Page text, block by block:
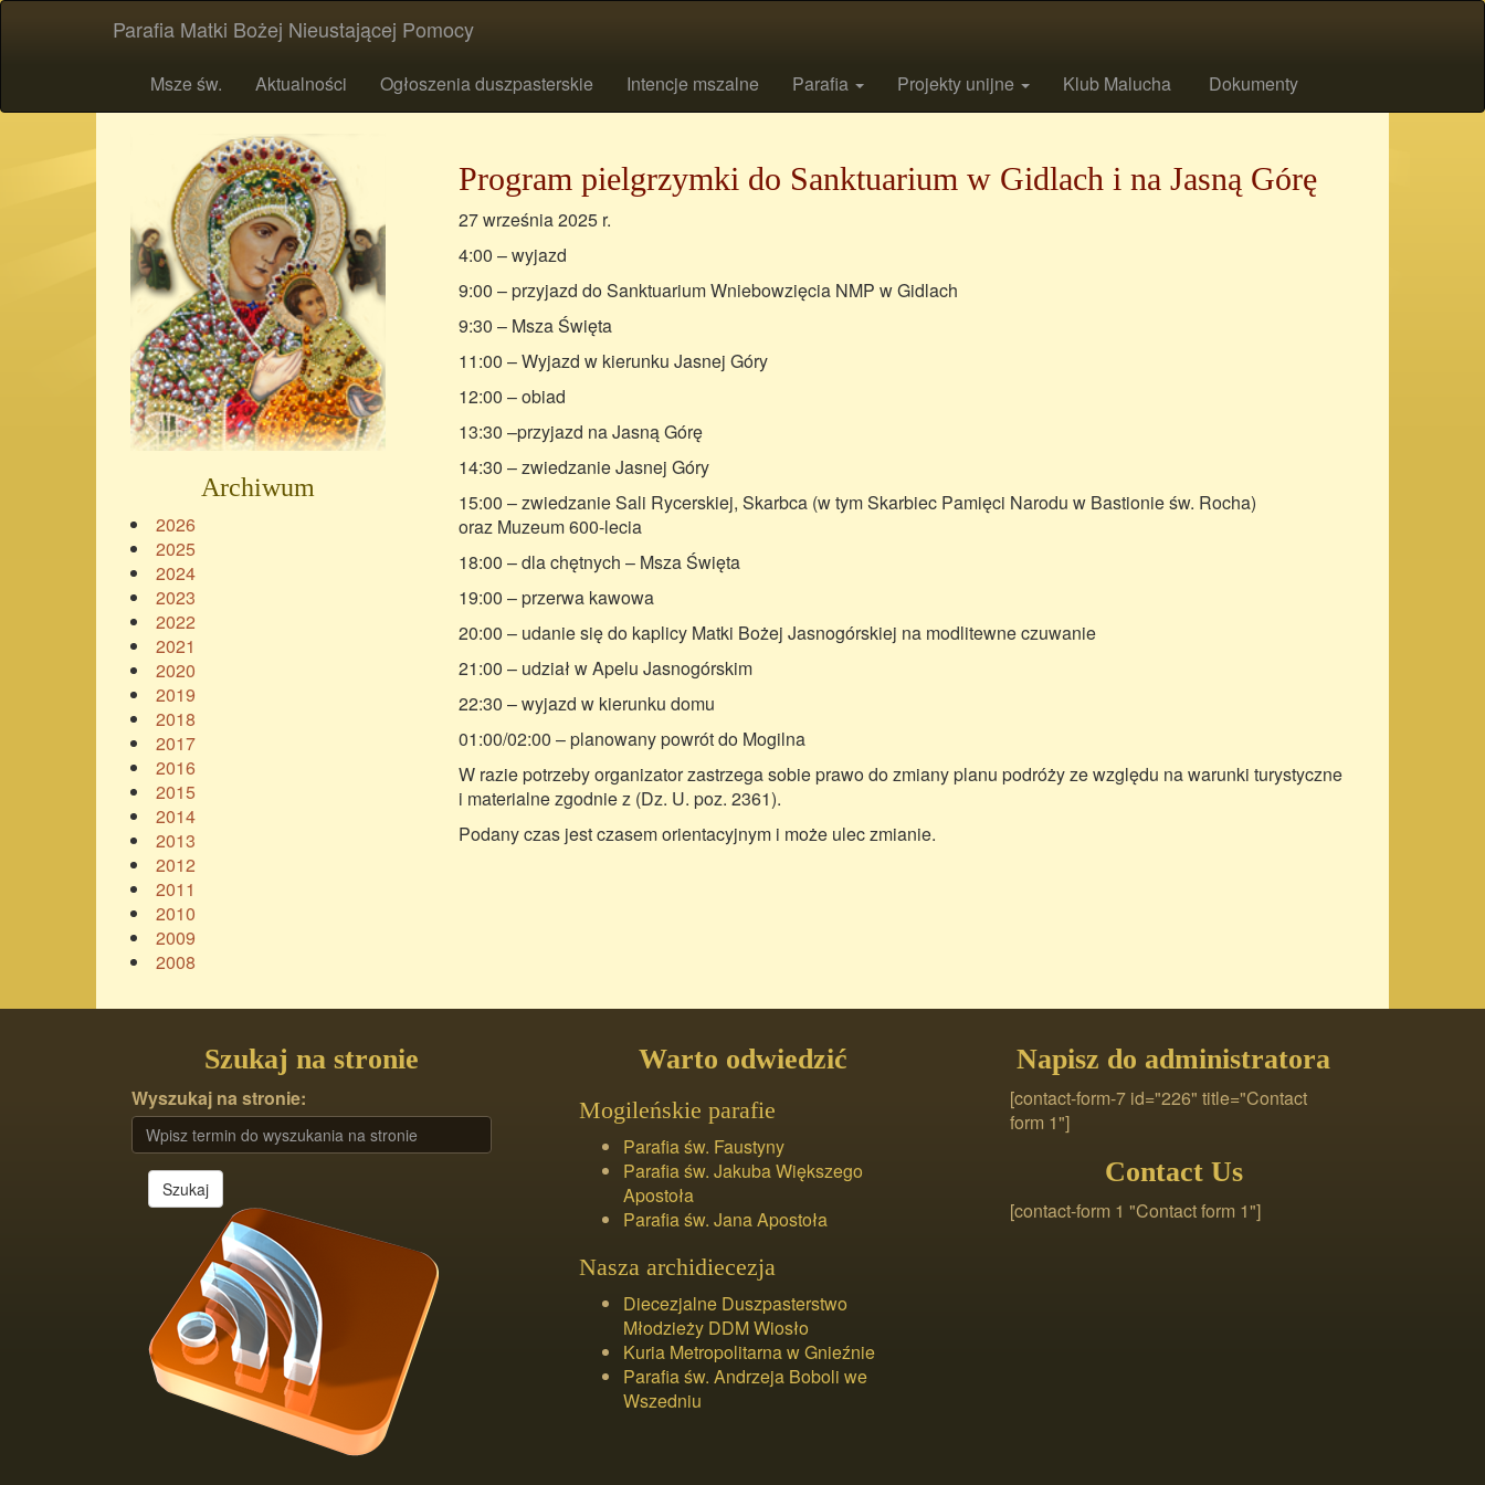
Parafia Matki Bożej Nieustającej Pomocy
Msze św. Aktualności Ogłoszenia duszpasterskie Intencje mszalne Parafia Projekty unijne Klub Malucha Dokumenty
Program pielgrzymki do Sanktuarium w Gidlach i na Jasną Górę
27 września 2025 r.
4:00 – wyjazd
9:00 – przyjazd do Sanktuarium Wniebowzięcia NMP w Gidlach
9:30 – Msza Święta
11:00 – Wyjazd w kierunku Jasnej Góry
12:00 – obiad
13:30 –przyjazd na Jasną Górę
14:30 – zwiedzanie Jasnej Góry
15:00 – zwiedzanie Sali Rycerskiej, Skarbca (w tym Skarbiec Pamięci Narodu w Bastionie św. Rocha)
oraz Muzeum 600-lecia
18:00 – dla chętnych – Msza Święta
19:00 – przerwa kawowa
20:00 – udanie się do kaplicy Matki Bożej Jasnogórskiej na modlitewne czuwanie
21:00 – udział w Apelu Jasnogórskim
22:30 – wyjazd w kierunku domu
01:00/02:00 – planowany powrót do Mogilna
W razie potrzeby organizator zastrzega sobie prawo do zmiany planu podróży ze względu na warunki turystyczne
i materialne zgodnie z (Dz. U. poz. 2361).
Podany czas jest czasem orientacyjnym i może ulec zmianie.
Archiwum
2026
2025
2024
2023
2022
2021
2020
2019
2018
2017
2016
2015
2014
2013
2012
2011
2010
2009
2008
Szukaj na stronie
Wyszukaj na stronie:
Szukaj
Warto odwiedzić
Mogileńskie parafie
Parafia św. Faustyny
Parafia św. Jakuba Większego
Apostoła
Parafia św. Jana Apostoła
Nasza archidiecezja
Diecezjalne Duszpasterstwo
Młodzieży DDM Wiosło
Kuria Metropolitarna w Gnieźnie
Parafia św. Andrzeja Boboli we
Wszedniu
Napisz do administratora
[contact-form-7 id="226" title="Contact
form 1"]
Contact Us
[contact-form 1 "Contact form 1"]